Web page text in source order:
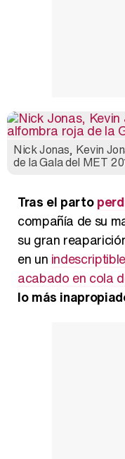
Nick Jonas, Kevin
de la Gala del MET
Tras el parto
compañía de su
su gran
en un
acabado en cola
lo más